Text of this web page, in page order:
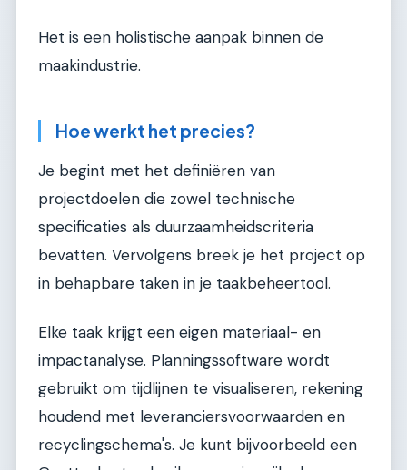
Het is een holistische aanpak binnen de
maakindustrie.
Hoe werkt het precies?
Je begint met het definiëren van
projectdoelen die zowel technische
specificaties als duurzaamheidscriteria
bevatten. Vervolgens breek je het project op
in behapbare taken in je taakbeheertool.
Elke taak krijgt een eigen materiaal- en
impactanalyse. Planningssoftware wordt
gebruikt om tijdlijnen te visualiseren, rekening
houdend met leveranciersvoorwaarden en
recyclingschema's. Je kunt bijvoorbeeld een